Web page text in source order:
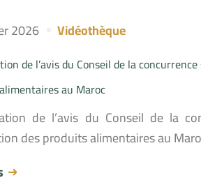
2026 Vidéothèque
de l’avis du Conseil de la
au Maroc
de l’avis du Conseil de la
des produits alimentaires au